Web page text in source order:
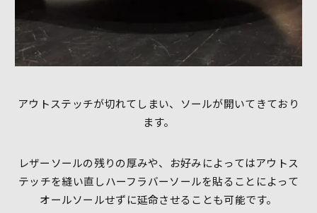
アウトステッチが切れてしまい、ソールが開いてきており
ます。
レザーソールの残りの厚みや、お好みによってはアウトス
テッチを縫い直しハーフラバーソールを貼ることによって
オールソールせずに延命させることも可能です。